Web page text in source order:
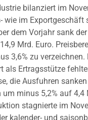
bilanziert im
wie im Exportgeschäft
dem Vorjahr sank
Mrd. Euro.
3,6% zu verzeichnen.
als Ertragsstütze
die Ausfuhren
minus 5,2% auf 4,4
stagnierte im
kalender- und